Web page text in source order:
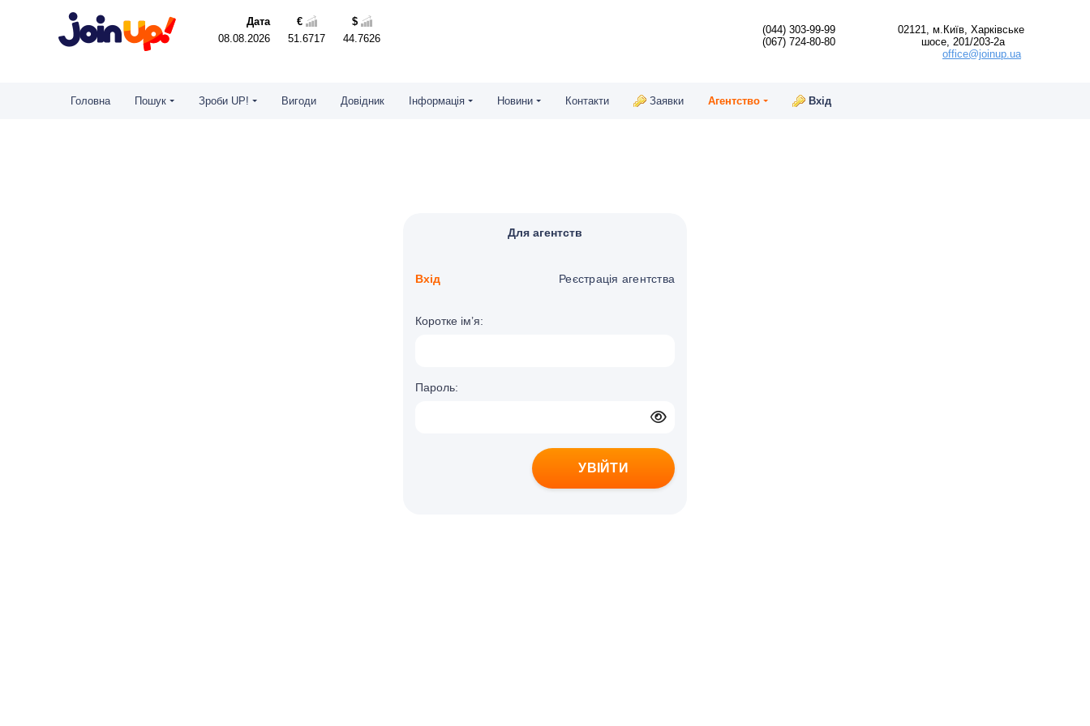
Дата €
$
08.08.2026
51.6717 44.7626
(044) 303-99-99
(067) 724-80-80
02121, м.Київ, Харківське
шосе, 201/203-2а
office@joinup.ua
Головна Пошук Зроби UP! Вигоди Довідник Інформація Новини Контакти Заявки Агентство Вхід
Для агентств
Вхід Реєстрація агентства
Коротке ім’я:
Пароль:
УВІЙТИ